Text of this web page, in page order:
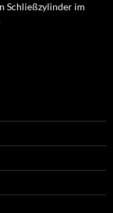
Schließzylinder im